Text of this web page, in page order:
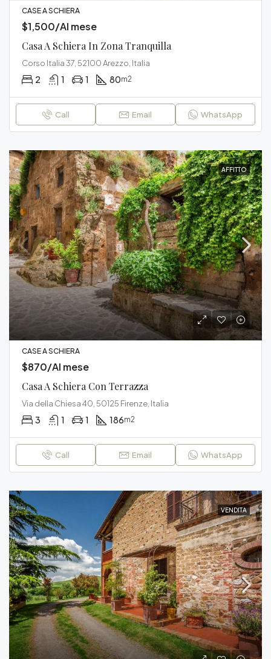
CASE A SCHIERA
$1,500/Al mese
Casa A Schiera In Zona Tranquilla
Corso Italia 37, 52100 Arezzo, Italia
2 1 1 80m2
Call Email WhatsApp
AFFITTO
CASE A SCHIERA
$870/Al mese
Casa A Schiera Con Terrazza
Via della Chiesa 40, 50125 Firenze, Italia
3 1 1 186m2
Call Email WhatsApp
VENDITA